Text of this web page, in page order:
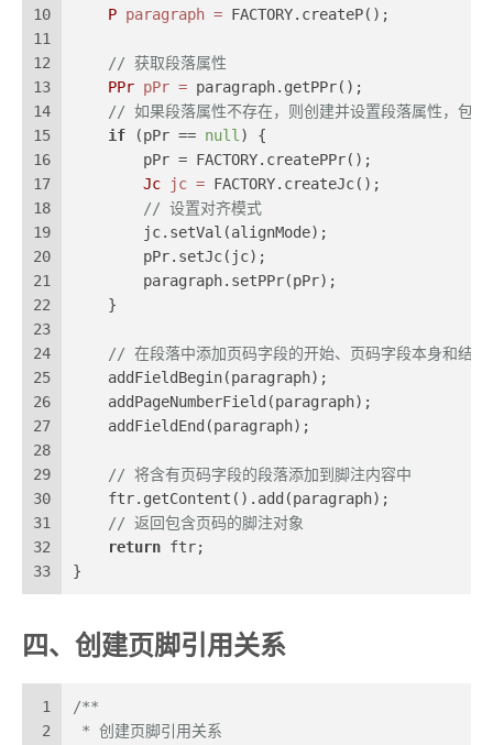
10
11
12
13
14
15
16
17
18
19
20
21
22
23
24
25
26
27
28
29
30
31
32
33
P paragraph = FACTORY.createP();
// 获取段落属性
PPr pPr = paragraph.getPPr();
// 如果段落属性不存在，则创建并设置段落属性，包括
if (pPr == null ) {
        pPr = FACTORY.createPPr();
Jc
jc = FACTORY.createJc();
// 设置对齐模式
        jc.setVal(alignMode);
        pPr.setJc(jc);
        paragraph.setPPr(pPr);
    }
// 在段落中添加页码字段的开始、页码字段本身和结束
    addFieldBegin(paragraph);
    addPageNumberField(paragraph);
    addFieldEnd(paragraph);
// 将含有页码字段的段落添加到脚注内容中
    ftr.getContent().add(paragraph);
// 返回包含页码的脚注对象
return ftr;
}
四、创建页脚引用关系
1
2
/**
* 创建页脚引用关系